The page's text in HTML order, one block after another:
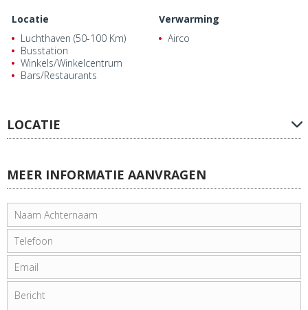
Locatie
Luchthaven (50-100 Km)
Busstation
Winkels/Winkelcentrum
Bars/Restaurants
Verwarming
Airco
LOCATIE
MEER INFORMATIE AANVRAGEN